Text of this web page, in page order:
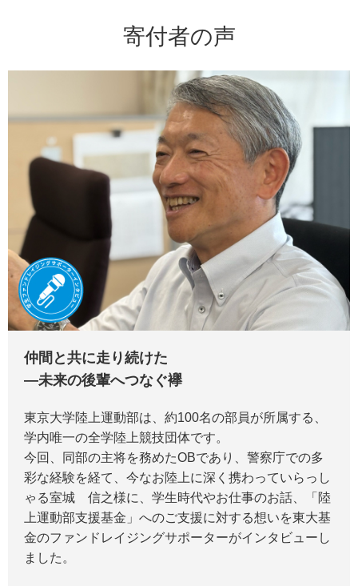
寄付者の声
仲間と共に走り続けた
―未来の後輩へつなぐ襷
東京大学陸上運動部は、約100名の部員が所属する、
学内唯一の全学陸上競技団体です。
今回、同部の主将を務めたOBであり、警察庁での多
彩な経験を経て、今なお陸上に深く携わっていらっし
ゃる室城 信之様に、学生時代やお仕事のお話、「陸
上運動部支援基金」へのご支援に対する想いを東大基
金のファンドレイジングサポーターがインタビューし
ました。